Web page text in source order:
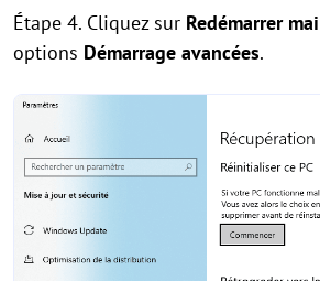
Étape 4. Cliquez sur Redémarrer
options Démarrage avancées.